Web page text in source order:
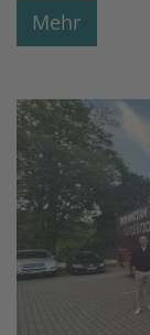
Mehr